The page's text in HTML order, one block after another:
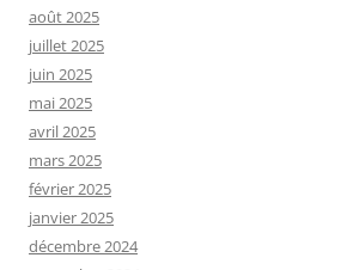
août 2025
juillet 2025
juin 2025
mai 2025
avril 2025
mars 2025
février 2025
janvier 2025
décembre 2024